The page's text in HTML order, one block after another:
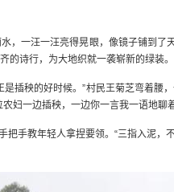
，一汪一汪亮得晃眼，像镜子铺到
的诗行，为大地织就一袭崭新的绿装。
插秧的好时候。”村民王菊芝弯着
妇一边插秧，一边你一言我一语地聊
手教年轻人拿捏要领。“三指入泥